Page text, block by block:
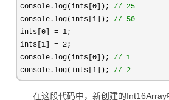
console.log(ints[0]); // 25
console.log(ints[1]); // 50
ints[0] = 1;
ints[ 1] = 2;
console.log(ints[ 0]); // 1
console.log(ints[1]); // 2
在这段代码中，新创建的Int16Array